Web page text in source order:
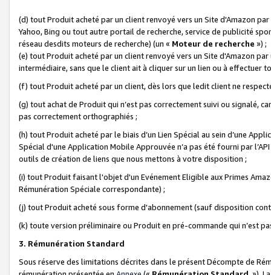
(d) tout Produit acheté par un client renvoyé vers un Site d'Amazon
Yahoo, Bing ou tout autre portail de recherche, service de publicité
réseau desdits moteurs de recherche) (un « Moteur de recherche ») ;
(e) tout Produit acheté par un client renvoyé vers un Site d'Amazon
intermédiaire, sans que le client ait à cliquer sur un lien ou à
(f) tout Produit acheté par un client, dès lors que ledit client ne
(g) tout achat de Produit qui n’est pas correctement suivi ou signalé,
pas correctement orthographiés ;
(h) tout Produit acheté par le biais d’un Lien Spécial au sein d’une
Spécial d'une Application Mobile Approuvée n’a pas été fourni par
outils de création de liens que nous mettons à votre disposition ;
(i) tout Produit faisant l'objet d'un Evénement Eligible aux Primes
Rémunération Spéciale correspondante) ;
(j) tout Produit acheté sous forme d'abonnement (sauf disposition
(k) toute version préliminaire ou Produit en pré-commande qui n’est
3. Rémunération Standard
Sous réserve des limitations décrites dans le présent Décompte de